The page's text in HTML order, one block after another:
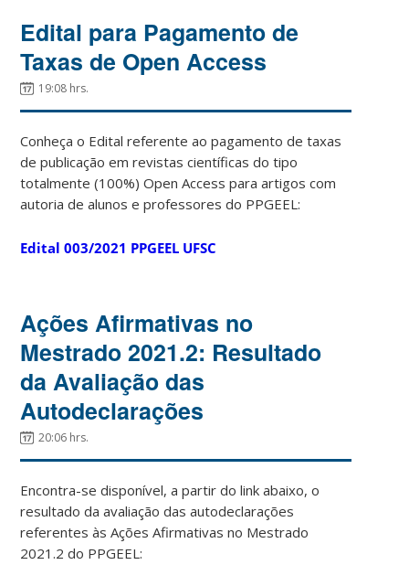
Edital para Pagamento de
Taxas de Open Access
19:08 hrs.
Conheça o Edital referente ao pagamento de taxas
de publicação em revistas científicas do tipo
totalmente (100%) Open Access para artigos com
autoria de alunos e professores do PPGEEL:
Edital 003/2021 PPGEEL UFSC
Ações Afirmativas no
Mestrado 2021.2: Resultado
da Avaliação das
Autodeclarações
20:06 hrs.
Encontra-se disponível, a partir do link abaixo, o
resultado da avaliação das autodeclarações
referentes às Ações Afirmativas no Mestrado
2021.2 do PPGEEL: